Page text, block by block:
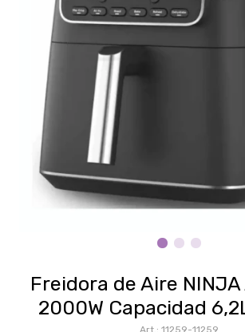
Freidora de Aire NINJA
2000W Capacidad
11259-11259